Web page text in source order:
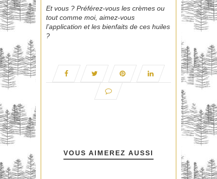
Et vous ? Préférez-vous les crèmes ou
tout comme moi, aimez-vous
l’application et les bienfaits de ces huiles
?
VOUS AIMEREZ AUSSI